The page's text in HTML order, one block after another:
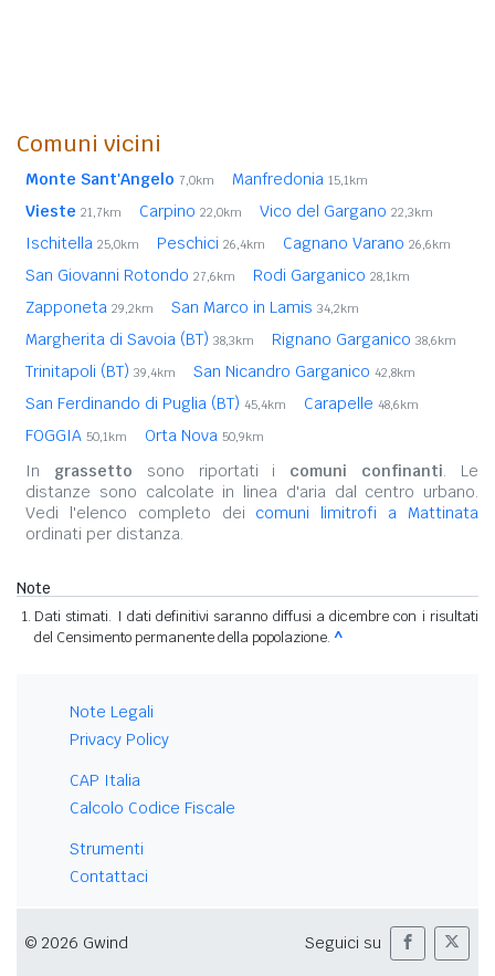
Comuni vicini
Monte Sant'Angelo 7,0km Manfredonia 15,1km
Vieste 21,7km Carpino 22,0km Vico del Gargano 22,3km
Ischitella 25,0km Peschici 26,4km Cagnano Varano 26,6km
San Giovanni Rotondo 27,6km Rodi Garganico 28,1km
Zapponeta 29,2km San Marco in Lamis 34,2km
Margherita di Savoia (BT) 38,3km Rignano Garganico 38,6km
Trinitapoli (BT) 39,4km San Nicandro Garganico 42,8km
San Ferdinando di Puglia (BT) 45,4km Carapelle 48,6km
FOGGIA 50,1km Orta Nova 50,9km
In grassetto sono riportati i comuni confinanti. Le
distanze sono calcolate in linea d'aria dal centro urbano.
Vedi l'elenco completo dei comuni limitrofi a Mattinata
ordinati per distanza.
Note
Dati stimati. I dati definitivi saranno diffusi a dicembre con i risultati
del Censimento permanente della popolazione. ^
Note Legali
Privacy Policy
CAP Italia
Calcolo Codice Fiscale
Strumenti
Contattaci
© 2026 Gwind Seguici su